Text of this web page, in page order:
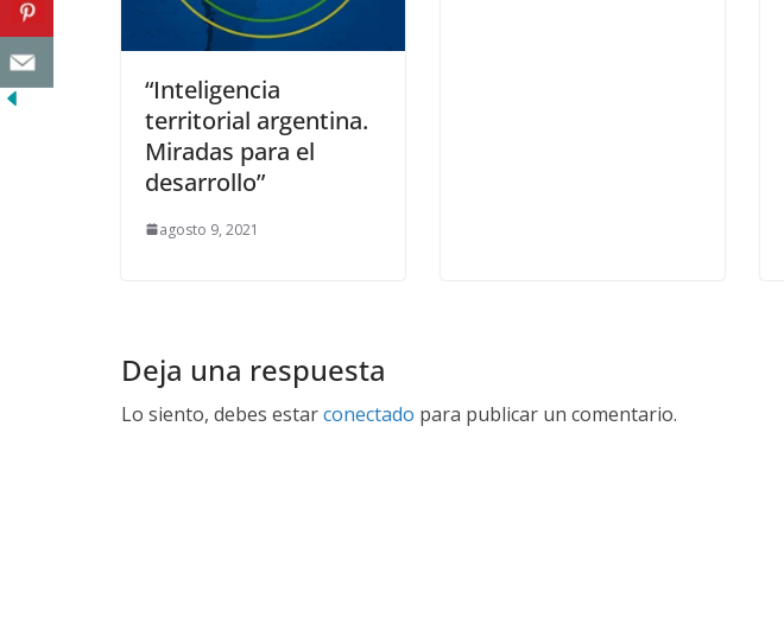
“Inteligencia
territorial argentina.
Miradas para el
desarrollo”
agosto 9, 2021
Deja una respuesta
Lo siento, debes estarconectado para publicar un comentario.